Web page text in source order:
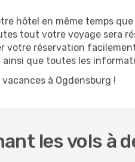
hôtel en même temps
tout votre voyage sera
votre réservation
que toutes les
à Ogdensburg !
les vols à